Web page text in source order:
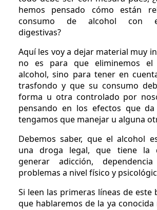
hemos pensado cómo están
consumo de alcohol con
digestivas?
Aquí les voy a dejar material muy
no es para que eliminemos el
alcohol, sino para tener en
trasfondo y que su consumo
forma u otra controlado por
pensando en los efectos que
tengamos que manejar u alguna
Debemos saber, que el alcohol
una droga legal, que tiene la
generar adicción,
problemas a nivel físico y
Si leen las primeras líneas de este
que hablaremos de la ya